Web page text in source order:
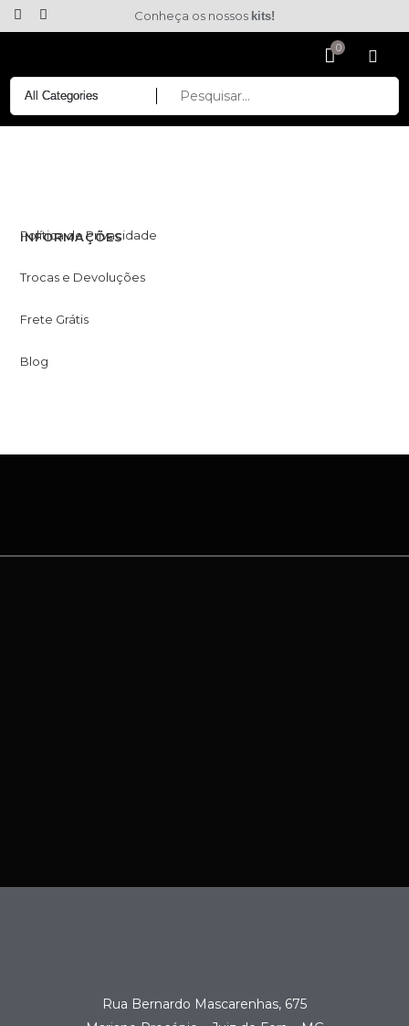
Conheça os nossos kits!
INFORMAÇÕES
Política de Privacidade
Trocas e Devoluções
Frete Grátis
Blog
Rua Bernardo Mascarenhas, 675